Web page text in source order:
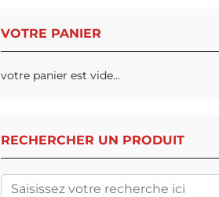
VOTRE PANIER
votre panier est vide...
RECHERCHER UN PRODUIT